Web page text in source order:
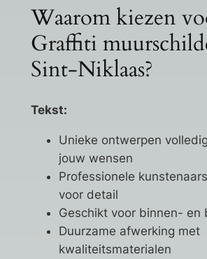
Waarom kiezen
Graffiti
Sint-Niklaas?
Tekst:
Unieke ontwerpen
jouw wensen
Professionele
voor detail
Geschikt voor binnen- en
Duurzame afwerking met
kwaliteitsmaterialen